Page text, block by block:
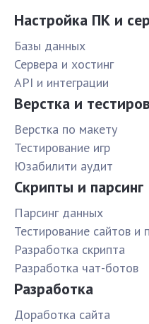
Настройка ПК и
Базы данных
Сервера и хостинг
API и интеграции
Верстка и
Верстка по макету
Тестирование игр
Юзабилити аудит
Скрипты и парсинг
Парсинг данных
Тестирование сайтов и
Разработка скрипта
Разработка чат-ботов
Разработка
Доработка сайта